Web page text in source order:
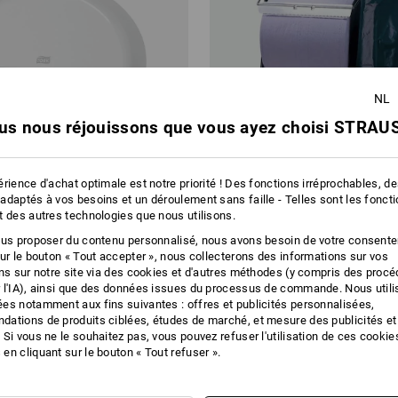
de papier toilette Tork Mini
Pièces 1 variante
Porte-rouleau avec support
poubelle
à p. de € 54,33
NL
nous réjouissons que vous ayez choisi
d'achat optimale est notre priorité ! Des fonctions irréprochables,
à vos besoins et un déroulement sans faille - Telles sont les
des autres technologies que nous utilisons.
proposer du contenu personnalisé, nous avons besoin de votre
le bouton « Tout accepter », nous collecterons des informations sur vos
sur notre site via des cookies et d'autres méthodes (y compris des
l'IA), ainsi que des données issues du processus de commande. Nous
notamment aux fins suivantes : offres et publicités personnalisées,
de produits ciblées, études de marché, et mesure des publicités et
Si vous ne le souhaitez pas, vous pouvez refuser l'utilisation de ces
en cliquant sur le bouton « Tout refuser ».